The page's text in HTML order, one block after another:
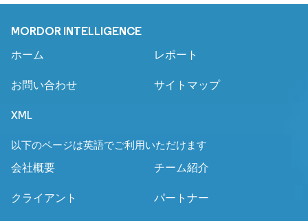
MORDOR INTELLIGENCE
ホーム レポート
お問い合わせ サイトマップ
XML
以下のページは英語でご利用いただけます
会社概要
チーム紹介
クライアント パートナー